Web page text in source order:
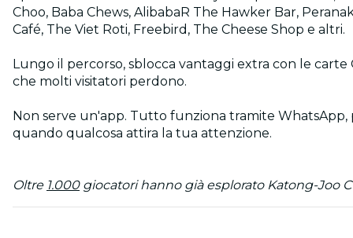
Choo, Baba Chews, AlibabaR The Hawker Bar,
Café, The Viet Roti, Freebird, The Cheese Shop e altri.
Lungo il percorso, sblocca vantaggi extra con le
che molti visitatori perdono.
Non serve un'app. Tutto funziona tramite
quando qualcosa attira la tua attenzione.
Oltre 1.000giocatori hanno già esplorato Katong-Joo